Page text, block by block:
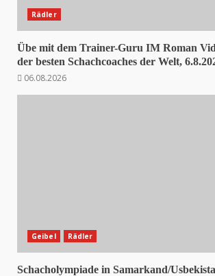
Rädler
Übe mit dem Trainer-Guru IM Roman
der besten Schachcoaches der Welt,
06.08.2026
Geibel Rädler
Schacholympiade in Samarkand/